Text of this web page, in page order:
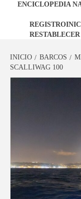
ENCICLOPEDIA
REGISTRO
INICIO BARCOS
SCALLIWAG 100